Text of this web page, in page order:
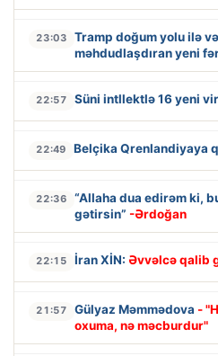
23:03
Tramp doğum yolu ilə
məhdudlaşdıran yeni
22:57 Süni intllektlə 16 yeni
22:49 Belçika Qrenlandiyaya
22:36
“Allaha dua edirəm ki,
gətirsin” -Ərdoğan
22:15 İran XİN: Əvvəlcə qalib
21:57 Gülyaz Məmmədova -
oxuma, nə məcburdur"